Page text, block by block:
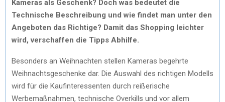
Kameras als Geschenk? Doch was bedeutet die
Technische Beschreibung und wie findet man unter den
Angeboten das Richtige? Damit das Shopping leichter
wird, verschaffen die Tipps Abhilfe.
Besonders an Weihnachten stellen Kameras begehrte
Weihnachtsgeschenke dar. Die Auswahl des richtigen Modells
wird für die Kaufinteressenten durch reißerische
Werbemaßnahmen, technische Overkills und vor allem